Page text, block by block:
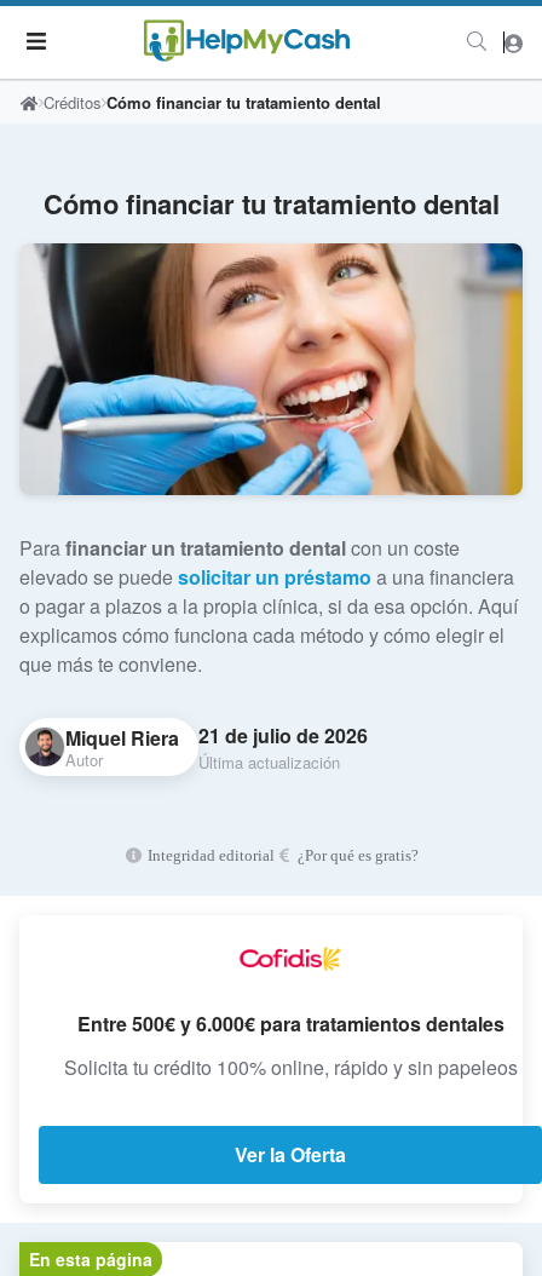
Créditos Cómo financiar tu tratamiento dental
Cómo financiar tu tratamiento dental
Parafinanciar un tratamiento dentalcon un coste
elevado se puedesolicitar un préstamo a una financiera
o pagar a plazos a la propia clínica, si da esa opción. Aquí
explicamos cómo funciona cada método y cómo elegir el
que más te conviene.
Miquel Riera
Autor
21 de julio de 2026
Última actualización
Integridad editorial ¿Por qué es gratis?
Entre 500€ y 6.000€ para tratamientos dentales
Solicita tu crédito 100% online, rápido y sin papeleos
Ver la Oferta
En esta página